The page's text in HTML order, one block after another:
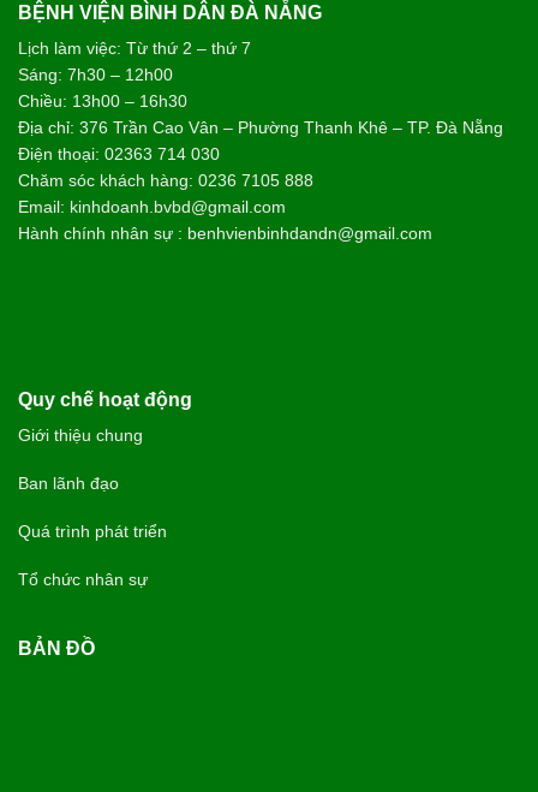
BỆNH VIỆN BÌNH DÂN ĐÀ NẴNG
Lịch làm việc: Từ thứ 2 – thứ 7
Sáng: 7h30 – 12h00
Chiều: 13h00 – 16h30
Địa chỉ: 376 Trần Cao Vân – Phường Thanh Khê – TP. Đà Nẵng
Điện thoại: 02363 714 030
Chăm sóc khách hàng: 0236 7105 888
Email: kinhdoanh.bvbd@gmail.com
Hành chính nhân sự : benhvienbinhdandn@gmail.com
Quy chế hoạt động
Giới thiệu chung
Ban lãnh đạo
Quá trình phát triển
Tổ chức nhân sự
BẢN ĐỒ